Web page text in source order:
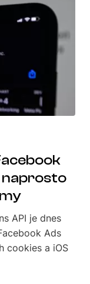
naprosto
API je dnes
Ads
cookies a iOS